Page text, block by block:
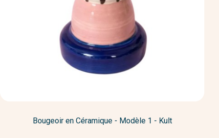
Bougeoir en Céramique - Modèle 1 - Kult